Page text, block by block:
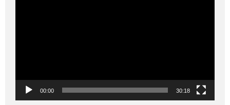
00:00 30:18